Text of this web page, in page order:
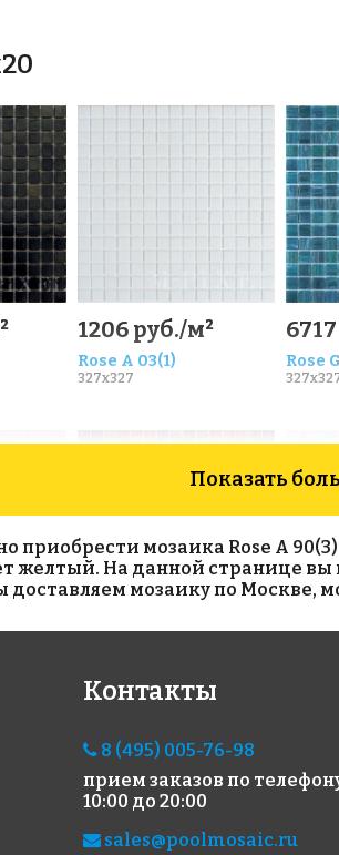
1206 руб./м²
Rose A 03(1)
327x327
Rose
Rose GA 45(1)
327x327
Показать
мозаика Rose A 90(3)
желтый. На данной странице
мозаику по Москве,
Контакты
8 (495) 005-76-98
прием заказов по
10:00 до 20:00
sales@poolmosaic.ru